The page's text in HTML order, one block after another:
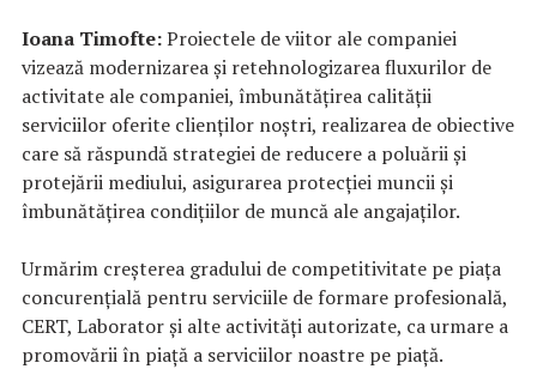
Ioana Timofte:Proiectele de viitor ale companiei
vizează modernizarea și retehnologizarea fluxurilor de
activitate ale companiei, îmbunătățirea calității
serviciilor oferite clienților noștri, realizarea de obiective
care să răspundă strategiei de reducere a poluării și
protejării mediului, asigurarea protecției muncii și
îmbunătățirea condițiilor de muncă ale angajaților.
Urmărim creșterea gradului de competitivitate pe piața
concurențială pentru serviciile de formare profesională,
CERT, Laborator și alte activități autorizate, ca urmare a
promovării în piață a serviciilor noastre pe piață.